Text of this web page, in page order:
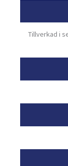
Tillverkad i